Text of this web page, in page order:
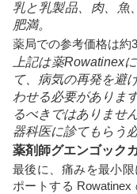
乳と乳製品、肉、魚
肥満。
薬局での参考価格は約
上記は薬Rowatinex
て、病気の再発を避
わせる必要がありま
るべきではありませ
器科医に診てもらう
薬剤師グエンゴック
最後に、痛みを最小
ポートする